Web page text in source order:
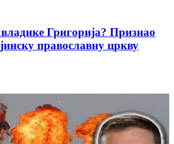
Григорија? Признао
православну цркву